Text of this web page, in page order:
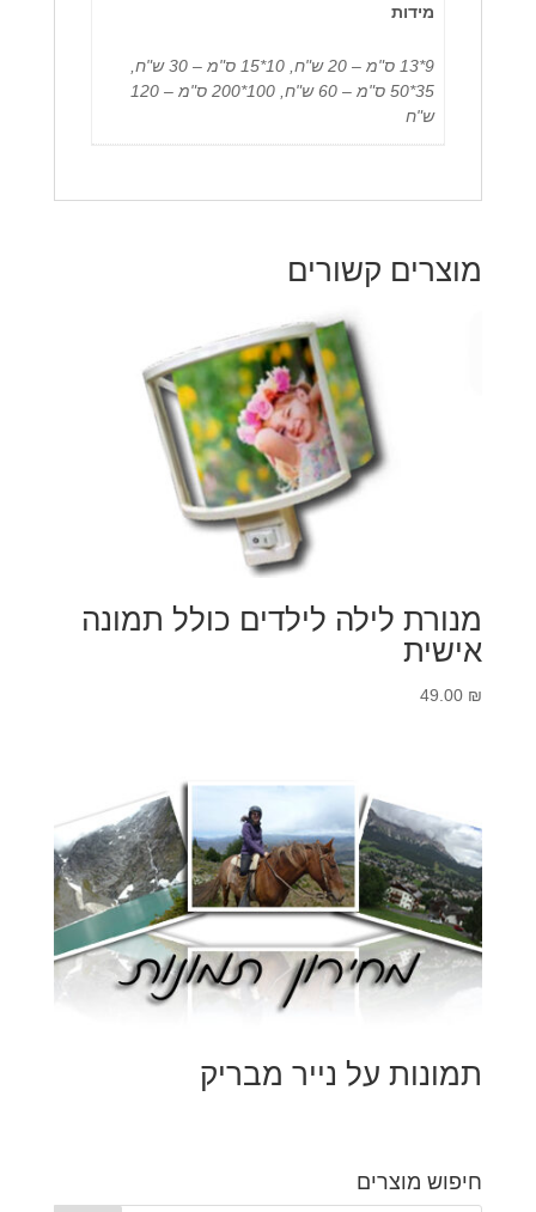
מידות
9*13 ס"מ – 20 ש"ח, 10*15 ס"מ – 30 ש"ח,
35*50 ס"מ – 60 ש"ח, 100*200 ס"מ – 120
ש"ח
מוצרים קשורים
מנורת לילה לילדים כולל תמונה
אישית
49.00 ₪
תמונות על נייר מבריק
חיפוש מוצרים